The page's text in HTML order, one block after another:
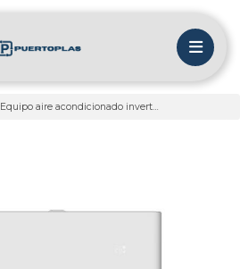
Equipo aire acondicionado inverter r32